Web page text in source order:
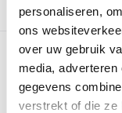
personaliseren,
ons
over uw gebruik
media,
gegevens
verstrekt of die ze